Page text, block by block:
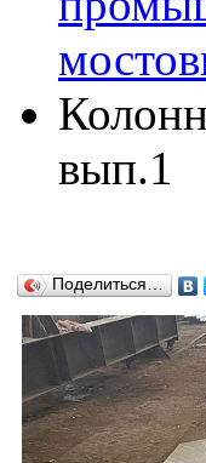
вып.1
Поделиться…